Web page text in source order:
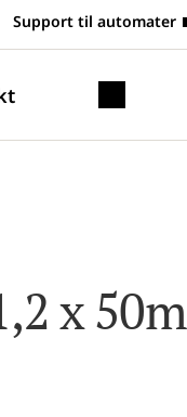
Support til automater
x 50m